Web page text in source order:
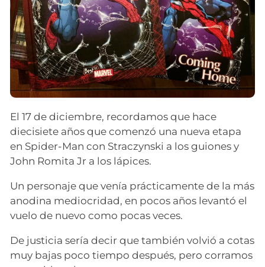
El 17 de diciembre, recordamos que hace
diecisiete años que comenzó una nueva etapa
en Spider-Man con Straczynski a los guiones y
John Romita Jr a los lápices.
Un personaje que venía prácticamente de la más
anodina mediocridad, en pocos años levantó el
vuelo de nuevo como pocas veces.
De justicia sería decir que también volvió a cotas
muy bajas poco tiempo después, pero corramos